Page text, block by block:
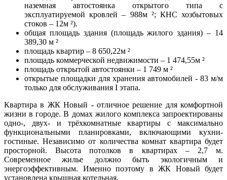
наземная автостоянка открытого типа с
эксплуатируемой кровлей – 988м ²; КНС хозбытовых
стоков – 12м ²).
общая площадь здания (площадь жилого здания) – 14
389,30 м ²
площадь квартир – 8 650,22м ²
площадь коммерческой недвижимости – 1 474,55м ²
площадь открытой автостоянки – 1 749 м ²
открытые площадки для хранения автомобилей - 83 м/м
только для обслуживания I этапа.
Квартира в ЖК Новый - отличное решение для комфортной
жизни в городе. В домах жилого комплекса запроектированы
одно-, двух- и трёхкомнатные квартиры с максимально
функциональными планировками, включающими кухни-
гостиные. Независимо от количества комнат квартира будет
просторной. Высота потолков в квартирах – 2,7 м.
Современное жилье должно быть экологичным и
энергоэффективным. Именно поэтому в ЖК Новый будет
установлена крышная котельная.